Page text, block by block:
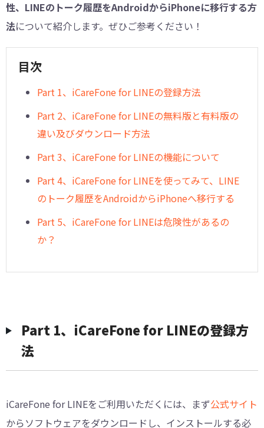
性、LINEのトーク履歴をAndroidからiPhoneに移行する方
法について紹介します。ぜひご参考ください！
目次
Part 1、iCareFone for LINEの登録方法
Part 2、iCareFone for LINEの無料版と有料版の
違い及びダウンロード方法
Part 3、iCareFone for LINEの機能について
Part 4、iCareFone for LINEを使ってみて、LINE
のトーク履歴をAndroidからiPhoneへ移行する
Part 5、iCareFone for LINEは危険性があるの
か？
Part 1、iCareFone for LINEの登録方
法
iCareFone for LINEをご利用いただくには、まず公式サイト
からソフトウェアをダウンロードし、インストールする必